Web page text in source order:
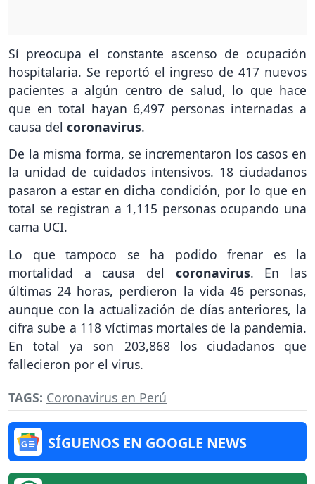
Sí preocupa el constante ascenso de ocupación
hospitalaria. Se reportó el ingreso de 417 nuevos
pacientes a algún centro de salud, lo que hace
que en total hayan 6,497 personas internadas a
causa del coronavirus.
De la misma forma, se incrementaron los casos en
la unidad de cuidados intensivos. 18 ciudadanos
pasaron a estar en dicha condición, por lo que en
total se registran a 1,115 personas ocupando una
cama UCI.
Lo que tampoco se ha podido frenar es la
mortalidad a causa del coronavirus. En las
últimas 24 horas, perdieron la vida 46 personas,
aunque con la actualización de días anteriores, la
cifra sube a 118 víctimas mortales de la pandemia.
En total ya son 203,868 los ciudadanos que
fallecieron por el virus.
TAGS: Coronavirus en Perú
SÍGUENOS EN GOOGLE NEWS